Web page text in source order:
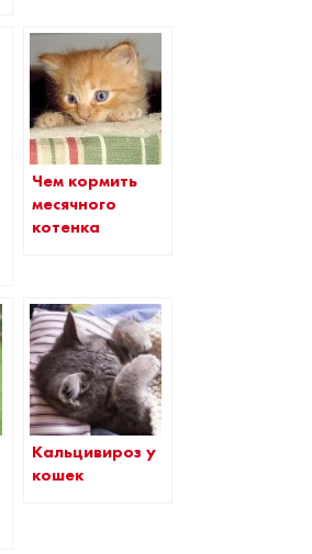
Чем кормить
месячного
котенка
Кальцивироз у
кошек